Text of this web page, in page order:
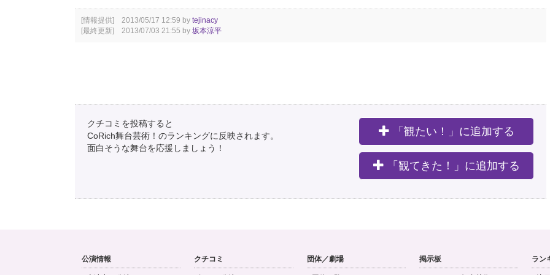
[情報提供] 2013/05/17 12:59 by tejinacy
[最終更新] 2013/07/03 21:55 by 坂本涼平
クチコミを投稿すると
CoRich舞台芸術！のランキングに反映されます。
面白そうな舞台を応援しましょう！
「観たい！」に追加する
「観てきた！」に追加する
公演情報 クチコミ 団体／劇場 掲示板 ラン